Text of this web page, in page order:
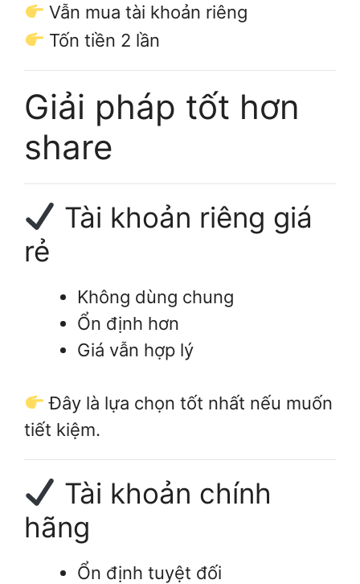
Vẫn mua tài khoản riêng
Tốn tiền 2 lần
Giải pháp tốt hơn
share
Tài khoản riêng giá
rẻ
Không dùng chung
Ổn định hơn
Giá vẫn hợp lý
Đây là lựa chọn tốt nhất nếu muốn
tiết kiệm.
Tài khoản chính
hãng
Ổn định tuyệt đối